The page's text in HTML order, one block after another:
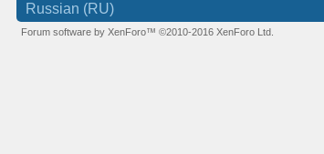
Russian (RU)
Forum software by XenForo™©2010-2016 XenForo Ltd.